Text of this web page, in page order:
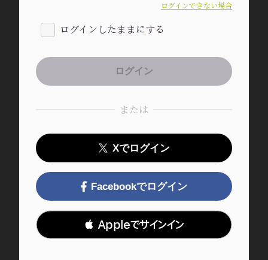
ログインできない場合
ログインしたままにする
または
Xでログイン
Facebookでログイン
 Appleでサインイン